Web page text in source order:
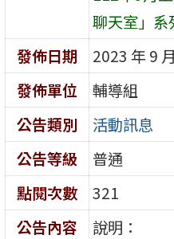
聊天室」系
發佈日期
2023 年 9
發佈單位
輔導組
公告類別
活動訊息
公告等級
普通
點閱次數
321
公告內容
說明：